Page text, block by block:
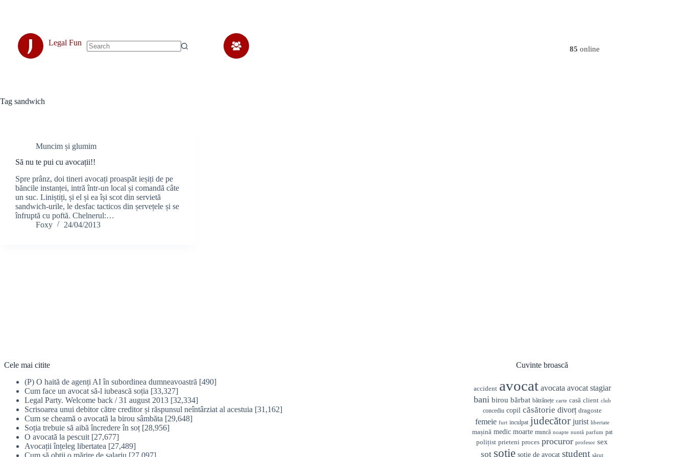
J
Legal Fun
85 online
Tag sandwich
Muncim și glumim
Să nu te pui cu avocații!!
Spre prânz, doi tineri avocați proaspăt ieșiți de pe
băncile instanței, intră într-un local și comandă câte
un suc. Liniștiți, și el și ea își scot din servietă
sandwich-urile, le desfac tacticos din șervețele și se
înfruptă cu poftă. Chelnerul:…
Foxy
24/04/2013
Cele mai citite
(P) O haită de agenți AI în subordinea dumneavoastră [490]
Cum face un avocat să-l iubească soția [33,327]
Legal Party. Welcome back / 31 august 2013 [32,334]
Scrisoarea unui debitor către creditor și răspunsul neîntârziat al acestuia [31,162]
Cum se cheamă o avocată la birou sâmbăta [29,648]
Soția trebuie să aibă încredere în soț [28,956]
O avocată la pescuit [27,677]
Avocații înțeleg libertatea [27,489]
Cum să obţii o mărire de salariu [27,097]
Cuvinte broască
accident avocat avocata avocat stagiar
bani birou bărbat bătrânețe carte casă client club
concediu copil căsătorie divorț dragoste
femeie furt inculpat judecător jurist libertate
mașină medic moarte muncă noapte nuntă parfum pat
polițist prieteni proces procuror profesor sex
soț soție soție de avocat student sărut